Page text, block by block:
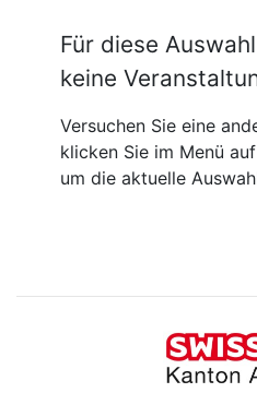
Für diese
keine
Versuchen Sie eine
klicken Sie im Menü
um die aktuelle